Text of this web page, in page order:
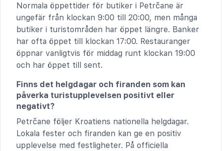
Normala öppettider för butiker i Petrčane är
ungefär från klockan 9:00 till 20:00, men många
butiker i turistområden har öppet längre. Banker
har ofta öppet till klockan 17:00. Restauranger
öppnar vanligtvis för middag runt klockan 19:00
och har öppet till sent.
Finns det helgdagar och firanden som kan
påverka turistupplevelsen positivt eller
negativt?
Petrčane följer Kroatiens nationella helgdagar.
Lokala fester och firanden kan ge en positiv
upplevelse med festligheter. På officiella